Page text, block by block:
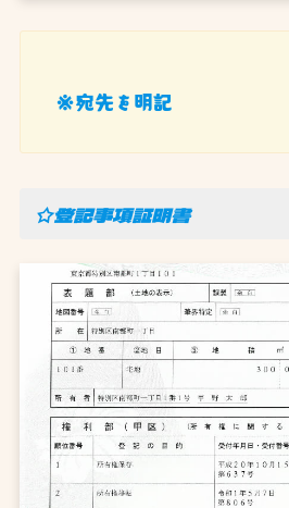
※宛先を明記
☆登記事項証明書